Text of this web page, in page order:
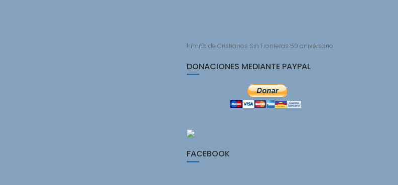
Himno de Cristianos Sin Fronteras 50 aniversario
DONACIONES MEDIANTE PAYPAL
FACEBOOK